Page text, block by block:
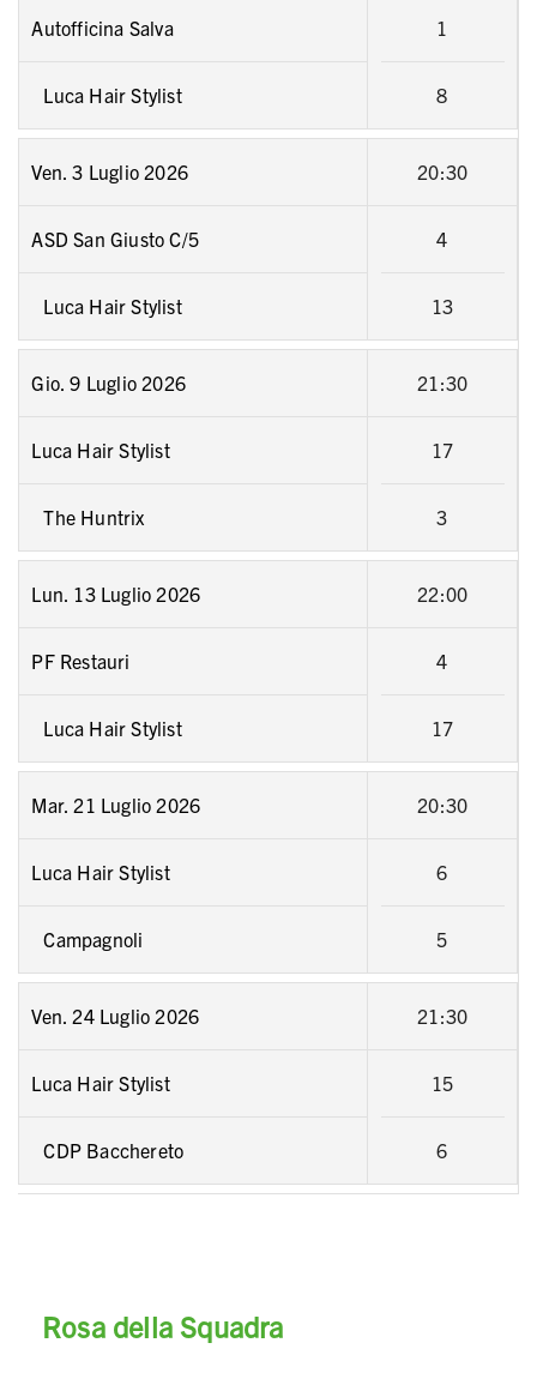
Autofficina Salva 1
8
Luca Hair Stylist
Ven. 3 Luglio 2026 20:30
ASD San Giusto C/5 4
13
Luca Hair Stylist
Gio. 9 Luglio 2026 21:30
Luca Hair Stylist 17
3
The Huntrix
Lun. 13 Luglio 2026 22:00
PF Restauri 4
17
Luca Hair Stylist
Mar. 21 Luglio 2026 20:30
Luca Hair Stylist 6
5
Campagnoli
Ven. 24 Luglio 2026 21:30
Luca Hair Stylist 15
6
CDP Bacchereto
Rosa della Squadra